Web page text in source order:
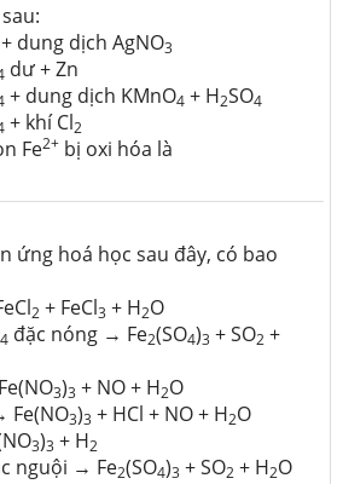
+ dung dịch AgNO3
dư + Zn
+ dung dịch KMnO4 + H2SO4
+ khí Cl2
Fe2+ bị oxi hóa là
ứng hoá học sau đây, có bao
2 + FeCl3 + H2O
4 đặc nóng → Fe2(SO4)3 + SO2 +
3)3 + NO + H2O
Fe(NO3)3 + HCl + NO + H2O
3)3 + H2
nguội → Fe2(SO4)3 + SO2 + H2O